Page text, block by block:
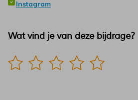
Instagram